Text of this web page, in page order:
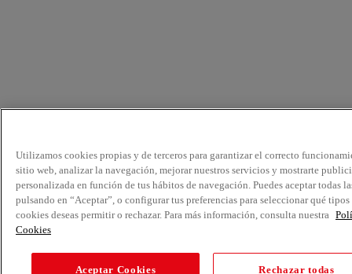
Utilizamos cookies propias y de terceros para garantizar el correcto
sitio web, analizar la navegación, mejorar nuestros servicios y mostrarte
personalizada en función de tus hábitos de navegación. Puedes aceptar todas
pulsando en “Aceptar”, o configurar tus preferencias para seleccionar qué tipos
cookies deseas permitir o rechazar. Para más información, consulta nuestra
Cookies
Aceptar Cookies Rechazar todas